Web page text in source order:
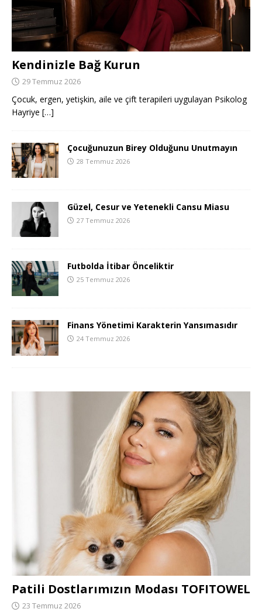
Kendinizle Bağ Kurun
29 Temmuz 2026
Çocuk, ergen, yetişkin, aile ve çift terapileri uygulayan Psikolog
Hayriye […]
Çocuğunuzun Birey Olduğunu Unutmayın
28 Temmuz 2026
Güzel, Cesur ve Yetenekli Cansu Miasu
27 Temmuz 2026
Futbolda İtibar Önceliktir
25 Temmuz 2026
Finans Yönetimi Karakterin Yansımasıdır
24 Temmuz 2026
Patili Dostlarımızın Modası TOFITOWEL
23 Temmuz 2026